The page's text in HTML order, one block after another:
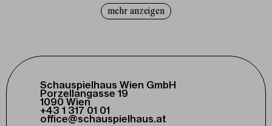
mehr anzeigen
Schauspielhaus Wien GmbH
Porzellangasse 19
1090 Wien
+43 1 317 01 01
office@schauspielhaus.at